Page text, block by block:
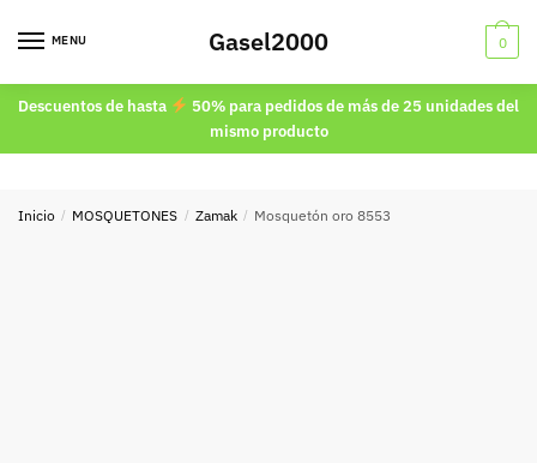
MENU Gasel2000 0
Descuentos de hasta
50% para pedidos de más de 25 unidades del
mismo producto
Inicio / MOSQUETONES / Zamak / Mosquetón oro 8553